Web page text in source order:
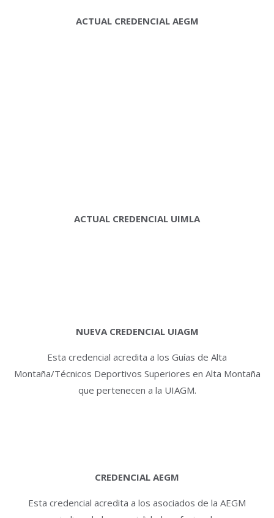
ACTUAL CREDENCIAL AEGM
ACTUAL CREDENCIAL UIMLA
NUEVA CREDENCIAL UIAGM
Esta credencial acredita a los Guías de Alta
Montaña/Técnicos Deportivos Superiores en Alta Montaña
que pertenecen a la UIAGM.
CREDENCIAL AEGM
Esta credencial acredita a los asociados de la AEGM